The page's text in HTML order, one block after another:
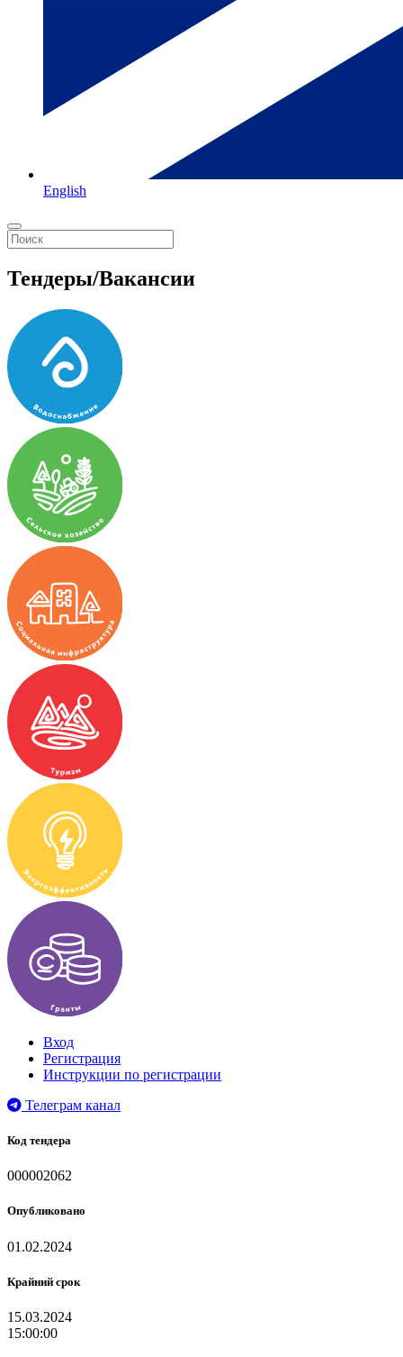
English
Тендеры/Вакансии
Вход
Регистрация
Инструкции по регистрации
Телеграм канал
Код тендера
000002062
Опубликовано
01.02.2024
Крайний срок
15.03.2024
15:00:00